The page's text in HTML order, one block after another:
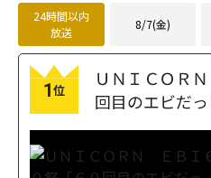
24時間以内
放送
8/7(金)
1位
ＵＮＩＣＯＲ
回目のエビだっ